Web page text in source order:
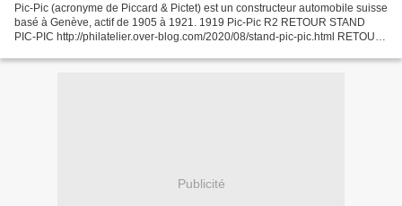
Pic-Pic (acronyme de Piccard & Pictet) est un constructeur automobile suisse
basé à Genève, actif de 1905 à 1921. 1919 Pic-Pic R2 RETOUR STAND
PIC-PIC http://philatelier.over-blog.com/2020/08/stand-pic-pic.html RETOUR
blog.com/2019/04/liste-stands-constructeurs.html...
Publicité